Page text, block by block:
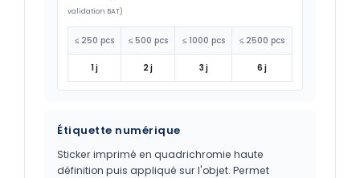
validation BAT)
≤ 250 pcs ≤ 500 pcs ≤ 1000 pcs ≤ 2500 pcs
1 j 2 j 3 j 6 j
Étiquette numérique
Sticker imprimé en quadrichromie haute
définition puis appliqué sur l'objet. Permet